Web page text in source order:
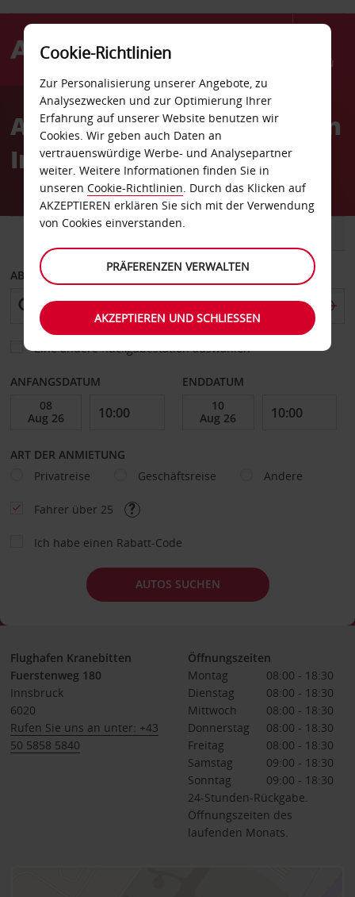
Menü
AvisAutovermietung Flughafen
Innsbruck
ABHOLEN VON
Eine andere Rückgabestation auswählen
ANFANGSDATUM ENDDATUM
ART DER ANMIETUNG
Privatreise
Geschäftsreise Andere
Fahrer über 25
Ich habe einen Rabatt-Code
AUTOS SUCHEN
Flughafen Kranebitten
Fuerstenweg 180
Innsbruck
6020
Rufen Sie uns an unter: +43
50 5858 5840
Öffnungszeiten
Montag
08:00 - 18:30
Dienstag
08:00 - 18:30
Mittwoch
08:00 - 18:30
Donnerstag
08:00 - 18:30
Freitag
08:00 - 18:30
Samstag
09:00 - 18:30
Sonntag
09:00 - 18:30
24-Stunden-Rückgabe.
Öffnungszeiten des
laufenden Monats.
Cookie-Richtlinien
Zur Personalisierung unserer Angebote, zu
Analysezwecken und zur Optimierung Ihrer
Erfahrung auf unserer Website benutzen wir
Cookies. Wir geben auch Daten an
vertrauenswürdige Werbe- und Analysepartner
weiter. Weitere Informationen finden Sie in
unseren Cookie-Richtlinien. Durch das Klicken auf
AKZEPTIEREN erklären Sie sich mit der Verwendung
von Cookies einverstanden.
PRÄFERENZEN VERWALTEN
AKZEPTIEREN UND SCHLIESSEN